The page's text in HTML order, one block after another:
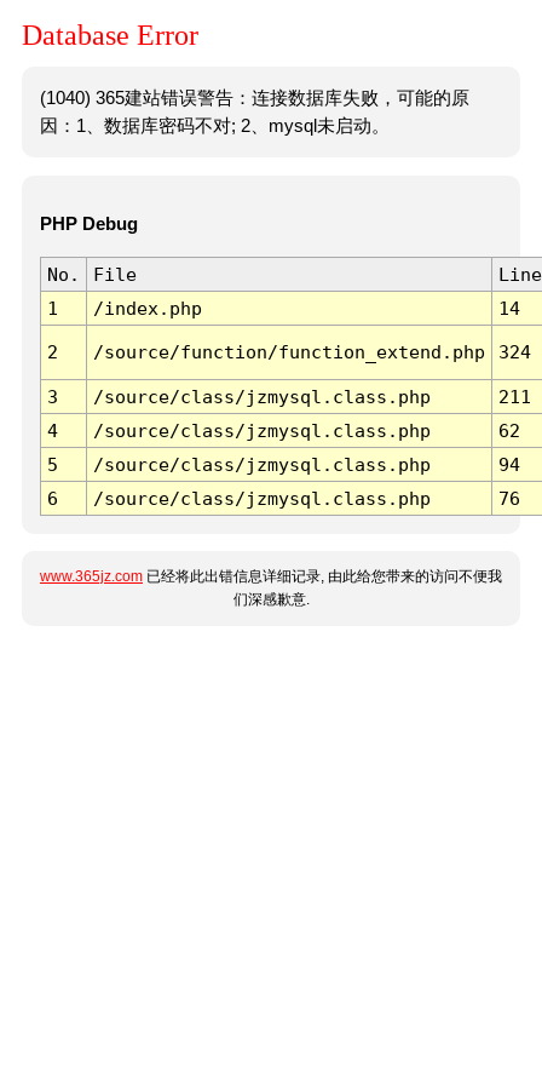
Database Error
(1040) 365建站错误警告：连接数据库失败，可能的原
因：1、数据库密码不对; 2、mysql未启动。
PHP Debug
No. File
Line
1
/index.php 14
2 /source/function/function_extend.php 324
3 /source/class/jzmysql.class.php
211
4
/source/class/jzmysql.class.php
62
5
/source/class/jzmysql.class.php
94
6
/source/class/jzmysql.class.php 76
www.365jz.com 已经将此出错信息详细记录, 由此给您带来的访问不便我
们深感歉意.